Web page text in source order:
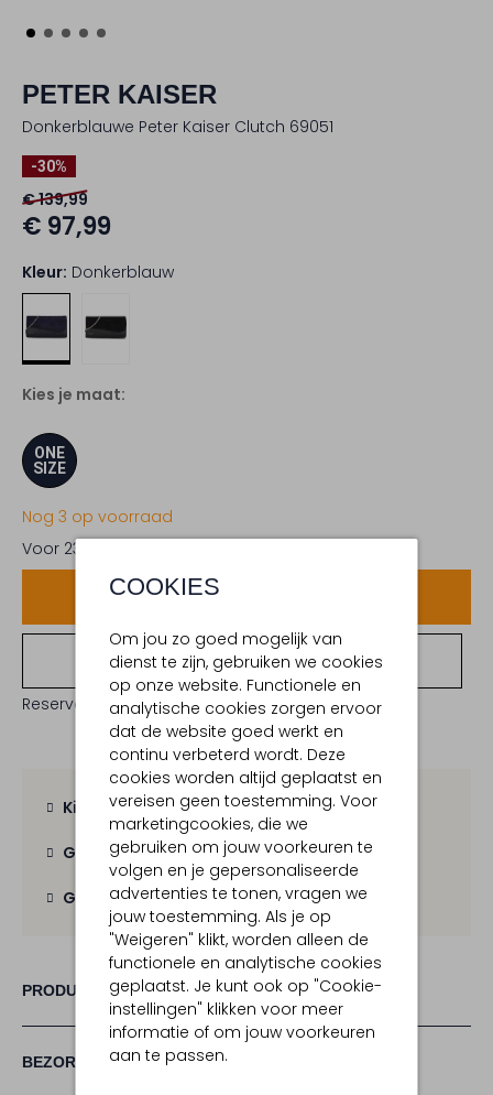
COOKIES
Om jou zo goed mogelijk van
dienst te zijn, gebruiken we cookies
op onze website. Functionele en
analytische cookies zorgen ervoor
dat de website goed werkt en
continu verbeterd wordt. Deze
cookies worden altijd geplaatst en
vereisen geen toestemming. Voor
marketingcookies, die we
gebruiken om jouw voorkeuren te
volgen en je gepersonaliseerde
advertenties te tonen, vragen we
jouw toestemming. Als je op
"Weigeren" klikt, worden alleen de
functionele en analytische cookies
geplaatst. Je kunt ook op "Cookie-
instellingen" klikken voor meer
informatie of om jouw voorkeuren
aan te passen.
PETER KAISER
Donkerblauwe Peter Kaiser Clutch 69051
-30%
€ 139,99
€ 97,99
Kleur: Donkerblauw
Kies je maat:
ONE
SIZE
Nog 3 op voorraad
Voor 23:59 uur besteld,
Voeg toe
Bekijk winkelvoorraad
Reserveer direct in een van onze 19 boutiques
Kies zelf je bezorgmoment
Gratis verzendingvanaf € 100,-
Gratis retourbinnen 30 dagen
PRODUCT INFORMATIE
BEZORGEN & RETOURNEREN